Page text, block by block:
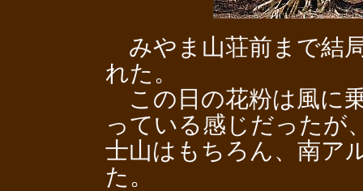
みやま山荘前まで結
れた。
この日の花粉は風に
っている感じだったが
士山はもちろん、南ア
た。